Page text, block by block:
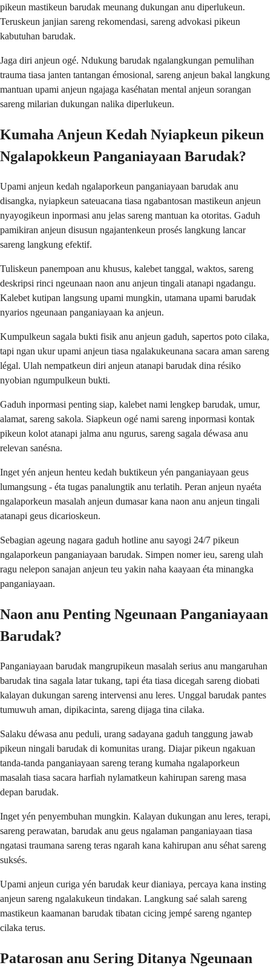
pikeun mastikeun barudak meunang dukungan anu diperlukeun.
Teruskeun janjian sareng rekomendasi, sareng advokasi pikeun
kabutuhan barudak.
Jaga diri anjeun ogé. Ndukung barudak ngalangkungan pemulihan
trauma tiasa janten tantangan émosional, sareng anjeun bakal langkung
mantuan upami anjeun ngajaga kaséhatan mental anjeun sorangan
sareng milarian dukungan nalika diperlukeun.
Kumaha Anjeun Kedah Nyiapkeun pikeun
Ngalapokkeun Panganiayaan Barudak?
Upami anjeun kedah ngalaporkeun panganiayaan barudak anu
disangka, nyiapkeun sateuacana tiasa ngabantosan mastikeun anjeun
nyayogikeun inpormasi anu jelas sareng mantuan ka otoritas. Gaduh
pamikiran anjeun disusun ngajantenkeun prosés langkung lancar
sareng langkung efektif.
Tuliskeun panempoan anu khusus, kalebet tanggal, waktos, sareng
deskripsi rinci ngeunaan naon anu anjeun tingali atanapi ngadangu.
Kalebet kutipan langsung upami mungkin, utamana upami barudak
nyarios ngeunaan panganiayaan ka anjeun.
Kumpulkeun sagala bukti fisik anu anjeun gaduh, sapertos poto cilaka,
tapi ngan ukur upami anjeun tiasa ngalakukeunana sacara aman sareng
légal. Ulah nempatkeun diri anjeun atanapi barudak dina résiko
nyobian ngumpulkeun bukti.
Gaduh inpormasi penting siap, kalebet nami lengkep barudak, umur,
alamat, sareng sakola. Siapkeun ogé nami sareng inpormasi kontak
pikeun kolot atanapi jalma anu ngurus, sareng sagala déwasa anu
relevan sanésna.
Inget yén anjeun henteu kedah buktikeun yén panganiayaan geus
lumangsung - éta tugas panalungtik anu terlatih. Peran anjeun nyaéta
ngalaporkeun masalah anjeun dumasar kana naon anu anjeun tingali
atanapi geus dicarioskeun.
Sebagian ageung nagara gaduh hotline anu sayogi 24/7 pikeun
ngalaporkeun panganiayaan barudak. Simpen nomer ieu, sareng ulah
ragu nelepon sanajan anjeun teu yakin naha kaayaan éta minangka
panganiayaan.
Naon anu Penting Ngeunaan Panganiayaan
Barudak?
Panganiayaan barudak mangrupikeun masalah serius anu mangaruhan
barudak tina sagala latar tukang, tapi éta tiasa dicegah sareng diobati
kalayan dukungan sareng intervensi anu leres. Unggal barudak pantes
tumuwuh aman, dipikacinta, sareng dijaga tina cilaka.
Salaku déwasa anu peduli, urang sadayana gaduh tanggung jawab
pikeun ningali barudak di komunitas urang. Diajar pikeun ngakuan
tanda-tanda panganiayaan sareng terang kumaha ngalaporkeun
masalah tiasa sacara harfiah nylamatkeun kahirupan sareng masa
depan barudak.
Inget yén penyembuhan mungkin. Kalayan dukungan anu leres, terapi,
sareng perawatan, barudak anu geus ngalaman panganiayaan tiasa
ngatasi traumana sareng teras ngarah kana kahirupan anu séhat sareng
suksés.
Upami anjeun curiga yén barudak keur dianiaya, percaya kana insting
anjeun sareng ngalakukeun tindakan. Langkung saé salah sareng
mastikeun kaamanan barudak tibatan cicing jempé sareng ngantep
cilaka terus.
Patarosan anu Sering Ditanya Ngeunaan